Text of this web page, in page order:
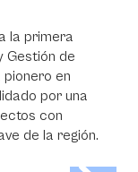
la primera
Gestión de
en
por una
con
de la región.